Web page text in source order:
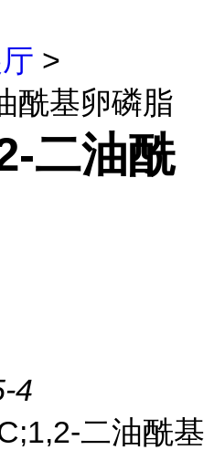
>
酰基卵磷脂
二油酰
4
二油酰基